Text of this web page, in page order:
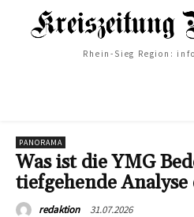
Rhein-Sieg Region:
PANORAMA
Was ist die YMG
tiefgehende
redaktion 31.07.2026